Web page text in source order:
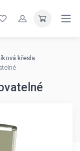
křesla